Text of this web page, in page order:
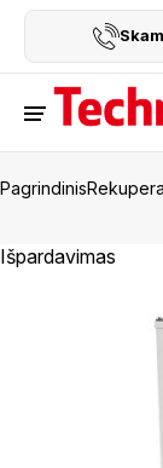
Pagrindinis
Išpardavimas